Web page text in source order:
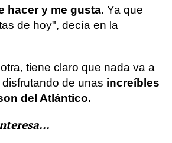
hacer y me gusta. Ya que
de hoy", decía en la
tiene claro que nada va a
de unas increíbles
del Atlántico.